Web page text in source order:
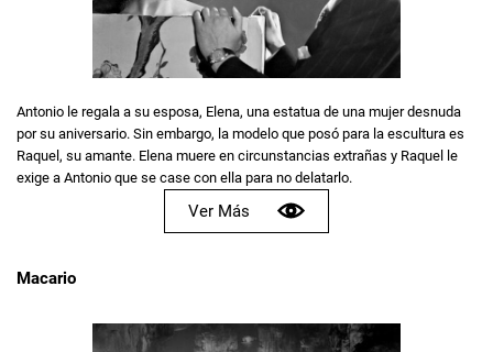
Antonio le regala a su esposa, Elena, una estatua de una mujer desnuda
por su aniversario. Sin embargo, la modelo que posó para la escultura es
Raquel, su amante. Elena muere en circunstancias extrañas y Raquel le
exige a Antonio que se case con ella para no delatarlo.
Ver Más
Macario